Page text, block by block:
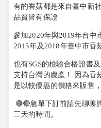
有的香菇都是來自臺中新
品質皆有保證
參加2020年與2019年台中
2015年及2018年臺中市香
也有SGS的檢驗合格證書
支持台灣的農產！ 因為香
是以較優惠的價格來販售
🔴🔴急單下訂前請先聊聊
三天的時間。